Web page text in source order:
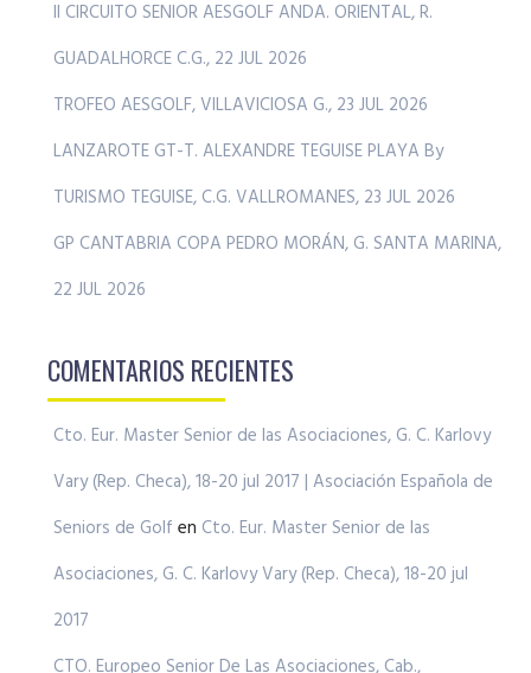
II CIRCUITO SENIOR AESGOLF ANDA. ORIENTAL, R.
GUADALHORCE C.G., 22 JUL 2026
TROFEO AESGOLF, VILLAVICIOSA G., 23 JUL 2026
LANZAROTE GT-T. ALEXANDRE TEGUISE PLAYA By
TURISMO TEGUISE, C.G. VALLROMANES, 23 JUL 2026
GP CANTABRIA COPA PEDRO MORÁN, G. SANTA MARINA,
22 JUL 2026
COMENTARIOS RECIENTES
Cto. Eur. Master Senior de las Asociaciones, G. C. Karlovy
Vary (Rep. Checa), 18-20 jul 2017 | Asociación Española de
Seniors de Golf en Cto. Eur. Master Senior de las
Asociaciones, G. C. Karlovy Vary (Rep. Checa), 18-20 jul
2017
CTO. Europeo Senior De Las Asociaciones, Cab.,